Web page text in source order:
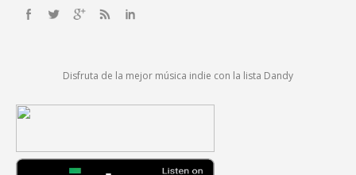
Disfruta de la mejor música indie con la lista Dandy